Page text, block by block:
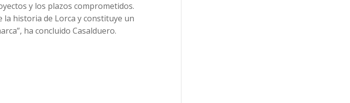
y los plazos comprometidos.
historia de Lorca y constituye un
ha concluido Casalduero.